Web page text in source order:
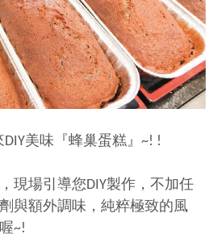
美味『蜂巢蛋糕』~! !
現場引導您DIY製作，不加任
與額外調味，純粹極致的風
~!